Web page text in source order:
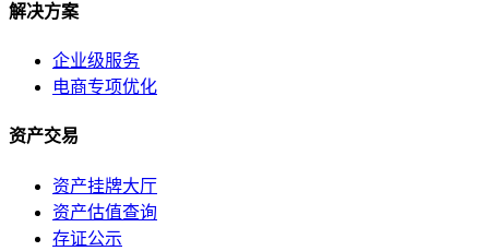
解决方案
企业级服务
电商专项优化
资产交易
资产挂牌大厅
资产估值查询
存证公示